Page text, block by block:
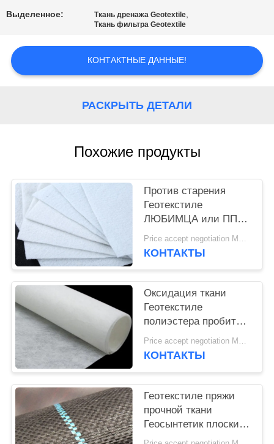
СПРОСИТЕ
КАРТА
Выделенное: Ткань дренажа Geotextile,
Ткань фильтра Geotextile
КОНТАКТНЫЕ ДАННЫЕ!
РАСКРЫТЬ ДЕТАЛИ
Похожие продукты
Против старения
Геотекстиле
ЛЮБИМЦА или ПП
ткани стабилизации
Геотекстиле пробитое
Price accept negotiation MOQ:1sqm
КОНТАКТЫ
Оксидация ткани
Геотекстиле
полиэстера пробитая
иглой не сплетенная
не сплетенная анти-
Price accept negotiation MOQ:100sq.m.
КОНТАКТЫ
Геотекстиле пряжи
прочной ткани
Геосынтетик плоский
сплетенный ПП для